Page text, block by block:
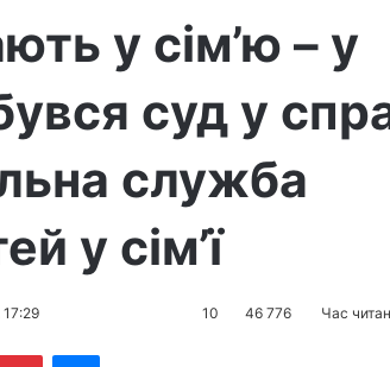
у сім’ю – у
суд у
служба
у сім’ї
10 46 776 Час